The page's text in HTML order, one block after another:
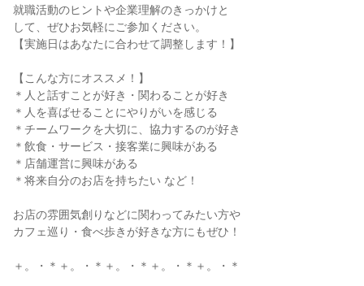
就職活動のヒントや企業理解のきっかけと
して、ぜひお気軽にご参加ください。
【実施日はあなたに合わせて調整します！】
【こんな方にオススメ！】
＊人と話すことが好き・関わることが好き
＊人を喜ばせることにやりがいを感じる
＊チームワークを大切に、協力するのが好き
＊飲食・サービス・接客業に興味がある
＊店舗運営に興味がある
＊将来自分のお店を持ちたい など！
お店の雰囲気創りなどに関わってみたい方や
カフェ巡り・食べ歩きが好きな方にもぜひ！
＋。・＊＋。・＊＋。・＊＋。・＊＋。・＊